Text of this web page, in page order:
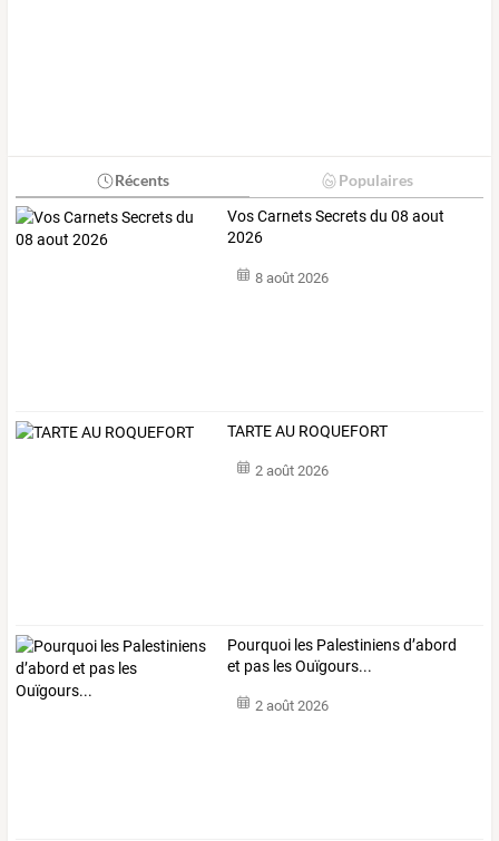
Récents Populaires
Vos Carnets Secrets du 08 aout
2026
8 août 2026
TARTE AU ROQUEFORT
2 août 2026
Pourquoi les Palestiniens d’abord
et pas les Ouïgours...
2 août 2026